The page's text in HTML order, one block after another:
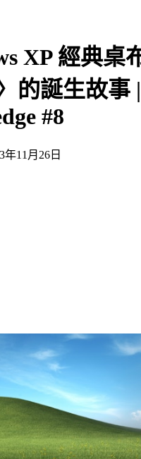
XP 經典桌
的誕生故事 |
#8
年11月26日